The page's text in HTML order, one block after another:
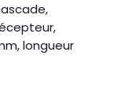
longueur